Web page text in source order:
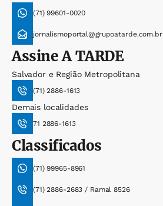
(71) 99601-0020
jornalismoportal@grupoatarde.com.br
AssineA TARDE
Salvador e Região Metropolitana
(71) 2886-1613
Demais localidades
71 2886-1613
Classificados
(71) 99965-8961
(71) 2886-2683 / Ramal 8526